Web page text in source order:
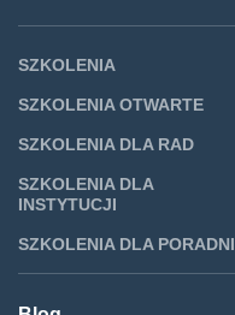
SZKOLENIA
SZKOLENIA OTWARTE
SZKOLENIA DLA RAD
SZKOLENIA DLA
INSTYTUCJI
SZKOLENIA DLA PORADNI